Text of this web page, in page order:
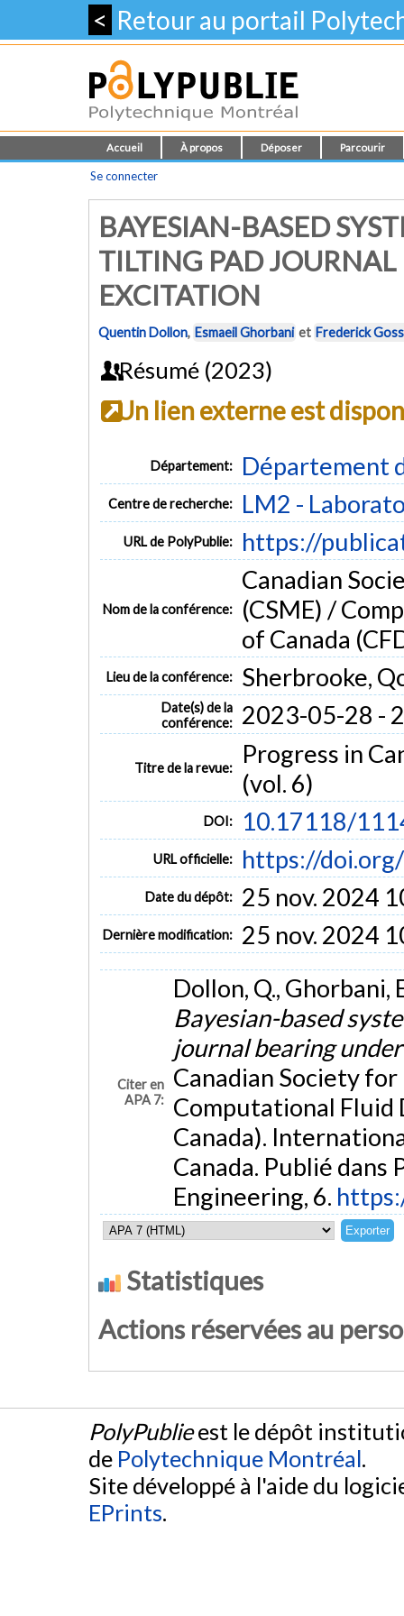
< Retour au portail
Accueil À propos Déposer Parcourir
Se connecter
BAYESIAN-BASED
TILTING PAD
EXCITATION
Quentin Dollon, Esmaeil Ghorbani et Frederick
Résumé (2023)
Un lien externe est
Département: Département
Centre de recherche: LM2 -
URL de PolyPublie: https://
Nom de la conférence:
Canadian
(CSME) /
of Canada
Lieu de la conférence: Sherbrooke,
Date(s) de la
conférence:
2023-05-28 -
Titre de la revue:
Progress in
(vol. 6)
DOI: 10.17118/
URL officielle: https://
Date du dépôt: 25 nov. 2024
Dernière modification: 25 nov. 2024
Citer en
APA 7:
Dollon, Q., Ghorbani,
Bayesian-based
journal bearing
Canadian Society
Computational Fluid
Canada).
Canada. Publié dans
Engineering, 6.
Statistiques
Actions réservées au
PolyPublieest le dépôt
de Polytechnique Montréal.
Site développé à l'aide du
EPrints.